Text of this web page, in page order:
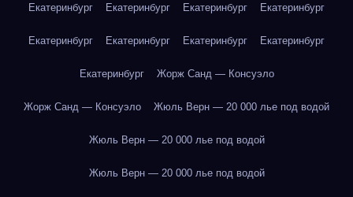
Екатеринбург Екатеринбург Екатеринбург Екатеринбург
Екатеринбург Екатеринбург Екатеринбург Екатеринбург
Екатеринбург Жорж Санд — Консуэло
Жорж Санд — Консуэло Жюль Верн — 20 000 лье под водой
Жюль Верн — 20 000 лье под водой
Жюль Верн — 20 000 лье под водой